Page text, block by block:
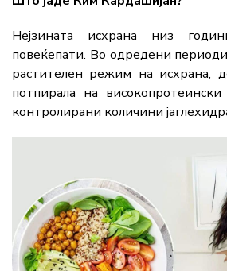
Нејзината исхрана низ
повеќепати. Во одредени
растителен режим на исхрана,
потпирала на
контролирани количини